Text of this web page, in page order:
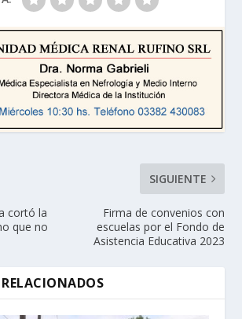
cortó la
que no
SIGUIENTE
Firma de convenios con
escuelas por el Fondo de
Asistencia Educativa 2023